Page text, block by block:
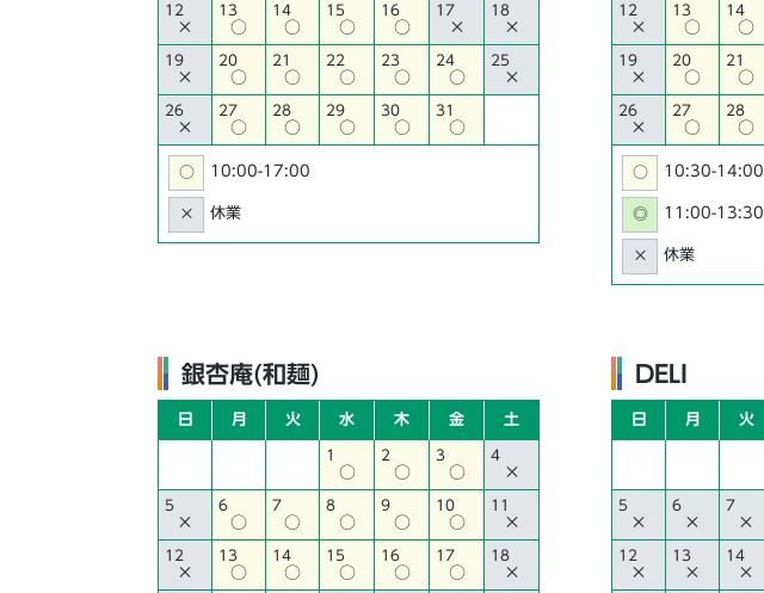
12
×
13
○
14
○
15
○
16
○
17
×
18
×
19
×
20
○
21
○
22
○
23
○
24
○
25
×
26
×
27
○
28
○
29
○
30
○
31
○
○ 10:00-17:00
× 休業
12
×
13
○
14
○
19
×
20
○
21
○
26
×
27
○
28
○
○ 10:30-14:00
◎ 11:00-13:30
× 休業
銀杏庵(和麺)
日 月 火 水 木 金 土
1
○
2
○
3
○
4
×
5
×
6
○
7
○
8
○
9
○
10
○
11
×
12
×
13
○
14
○
15
○
16
○
17
○
18
×
DELI
日 月 火
5
×
6
×
7
×
12
×
13
×
14
×